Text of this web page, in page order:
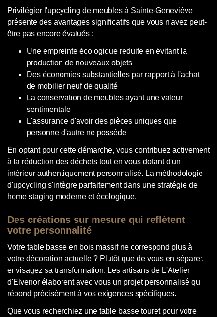
Privilégier l'upcycling de meubles à Sainte-Geneviève
présente des avantages significatifs que vous n'avez peut-
être pas encore évalués :
Une empreinte écologique réduite en évitant la
production de nouveaux objets
Des économies substantielles par rapport à l'achat
de mobilier neuf de qualité
La conservation de meubles ayant une valeur
sentimentale
L'assurance d'avoir des pièces uniques que
personne d'autre ne possède
En optant pour cette démarche, vous contribuez activement
à la réduction des déchets tout en vous dotant d'un
intérieur authentiquement personnalisé. La méthodologie
d'upcycling s'intègre parfaitement dans une stratégie de
home staging moderne et écologique.
Des créations sur mesure qui reflètent
votre personnalité
Votre table basse en bois massif ne correspond plus à
votre décoration actuelle ? Plutôt que de vous en séparer,
envisagez sa transformation. Les artisans de L'Atelier
d'Elvenor élaborent avec vous un projet personnalisé qui
répond précisément à vos exigences spécifiques.
Que vous recherchiez une table basse touret pour votre